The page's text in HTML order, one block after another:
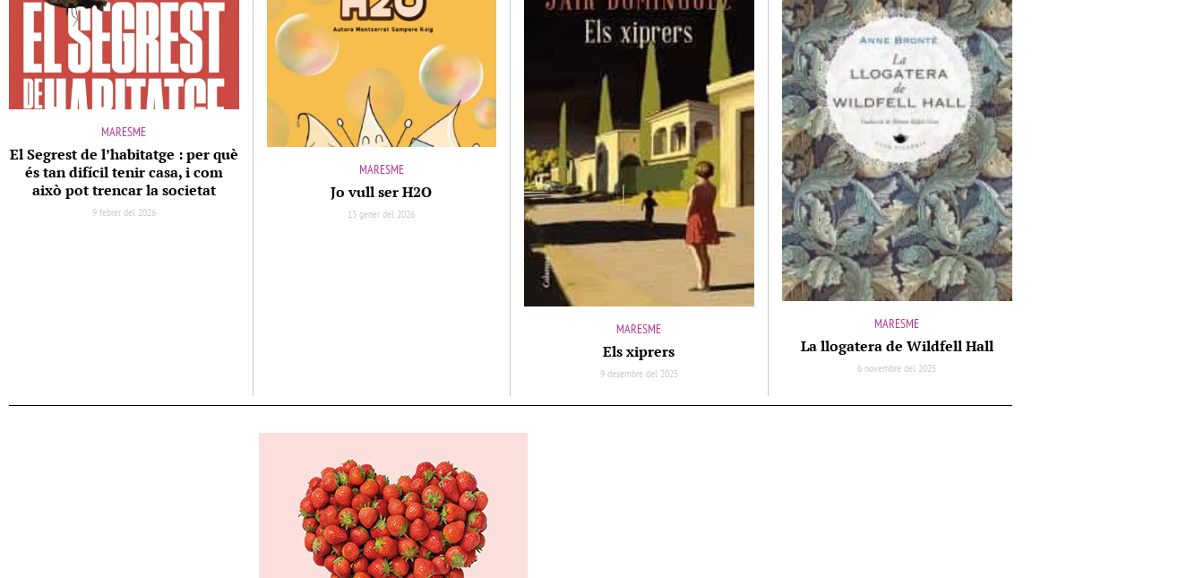
MARESME
El Segrest de l’habitatge : per què
és tan difícil tenir casa, i com
això pot trencar la societat
9 febrer del 2026
MARESME
Jo vull ser H2O
13 gener del 2026
MARESME
Els xiprers
9 desembre del 2025
MARESME
La llogatera de Wildfell Hall
6 novembre del 2025